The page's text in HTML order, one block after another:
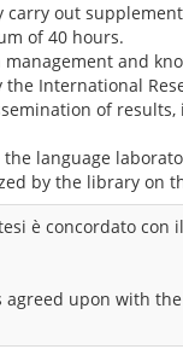
carry out
of 40 hours.
management and
the International
of
the language
by the library on
è concordato
agreed upon with